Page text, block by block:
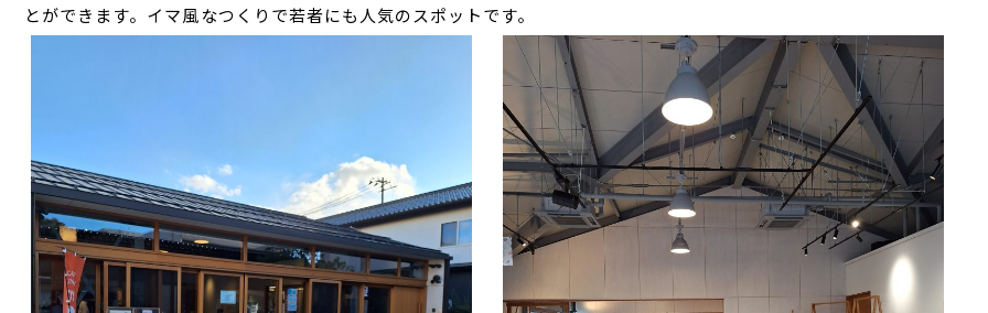
とができます。イマ風なつくりで若者にも人気のスポットです。